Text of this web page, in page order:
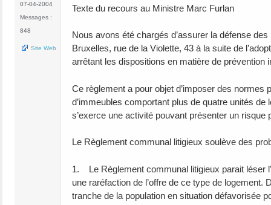
07-04-2004
Messages :
848
Site Web
Texte du recours au Ministre Marc Furlan
Nous avons été chargés d’assurer la défense
Bruxelles, rue de la Violette, 43 à la suite de
arrêtant les dispositions en matière de prévention
Ce règlement a pour objet d’imposer des
d’immeubles comportant plus de quatre unités
s’exerce une activité pouvant présenter un risque
Le Règlement communal litigieux soulève des
1. Le Règlement communal litigieux parait léser
une raréfaction de l’offre de ce type de logement.
tranche de la population en situation défavorisée